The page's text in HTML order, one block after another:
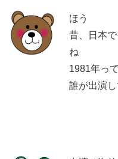
ほう
昔、日本
ね
1981年っ
誰が出演